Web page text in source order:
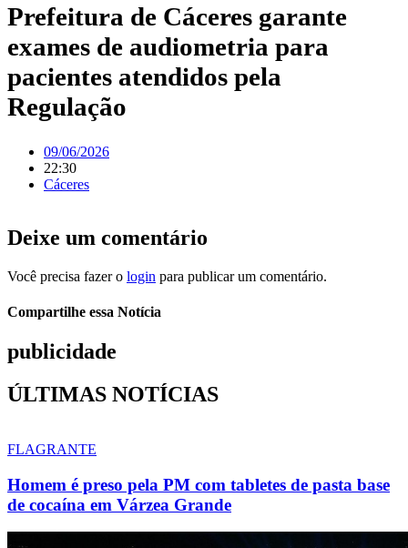
Prefeitura de Cáceres garante
exames de audiometria para
pacientes atendidos pela
Regulação
09/06/2026
22:30
Cáceres
Deixe um comentário
Você precisa fazer o login para publicar um comentário.
Compartilhe essa Notícia
publicidade
ÚLTIMAS NOTÍCIAS
FLAGRANTE
Homem é preso pela PM com tabletes de pasta base
de cocaína em Várzea Grande